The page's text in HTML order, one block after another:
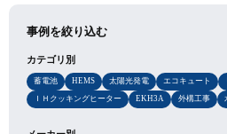
事例を絞り込む
カテゴリ別
蓄電池 HEMS 太陽光発電 エコキュート
ＩＨクッキングヒーター
EKH3A 外構工事